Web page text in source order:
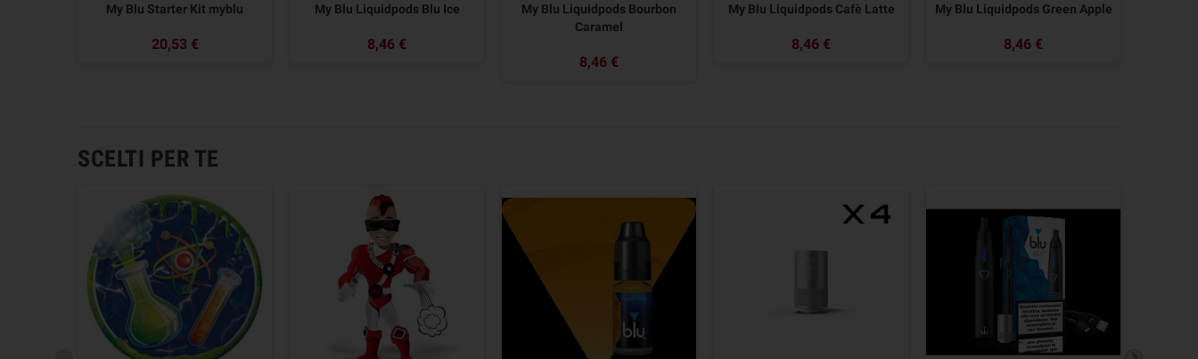
My Blu Starter Kit myblu
20,53 €
My Blu Liquidpods Blu Ice
8,46 €
My Blu Liquidpods Bourbon
Caramel
8,46 €
My Blu Liquidpods Cafè Latte
8,46 €
My Blu Liquidpods Green Apple
8,46 €
SCELTI PER TE